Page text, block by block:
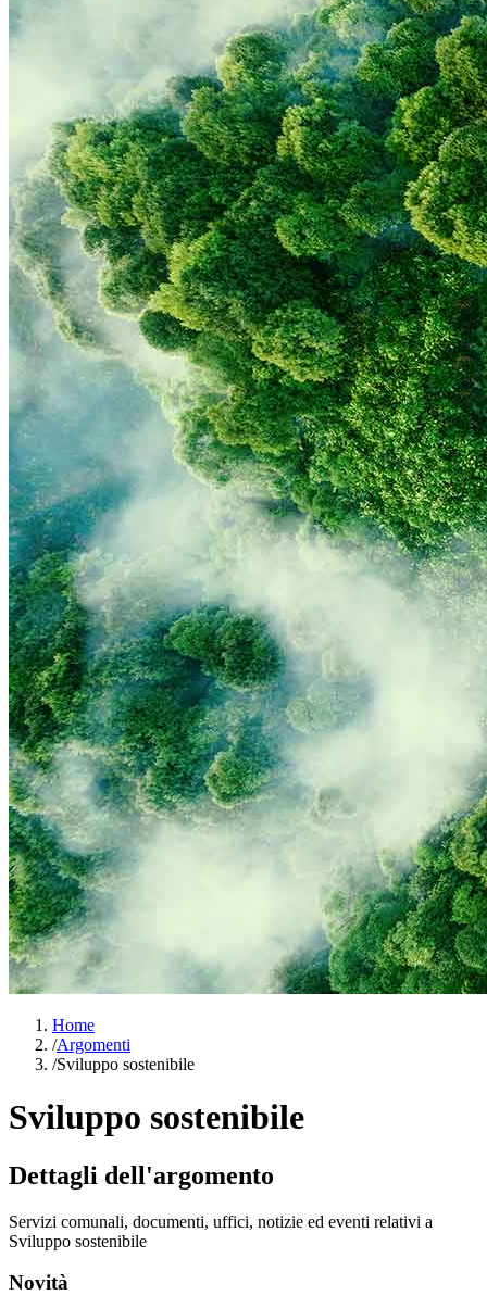
Home
/Argomenti
/Sviluppo sostenibile
Sviluppo sostenibile
Dettagli dell'argomento
Servizi comunali, documenti, uffici, notizie ed eventi relativi a
Sviluppo sostenibile
Novità